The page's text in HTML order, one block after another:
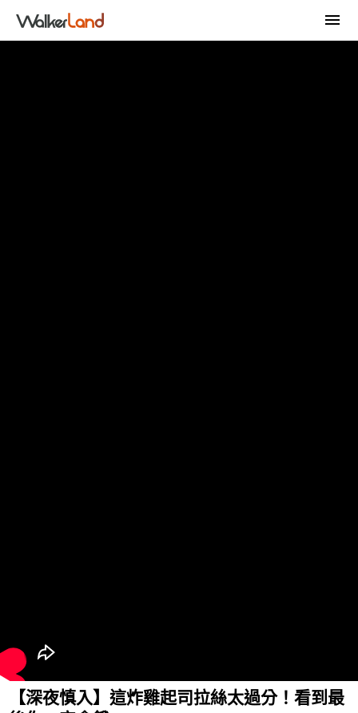
【深夜慎入】這炸雞起司拉絲太過分！看到最